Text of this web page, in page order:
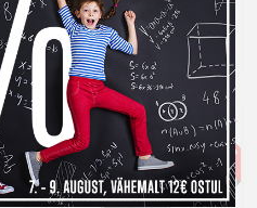
1 349 €
Kuumakse al.45,98 €
Laos
-6%